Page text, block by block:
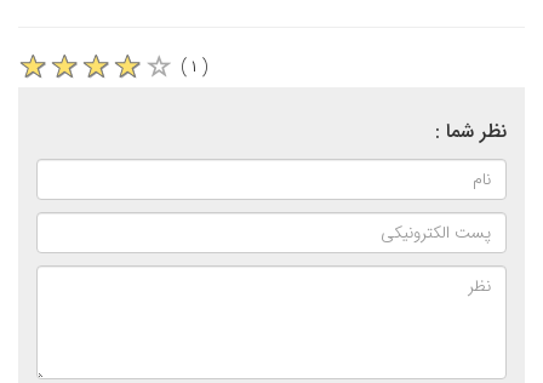
( ۱ )
نظر شما :